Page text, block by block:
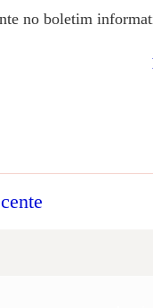
no boletim